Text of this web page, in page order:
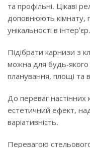
та профільні. Цікаві
доповнюють кімнату,
унікальності в інтер'єр.
Підібрати карнизи з
можна для будь-
планування, площі та
До переваг настінних
естетичний ефект,
варіативність.
Перевагою